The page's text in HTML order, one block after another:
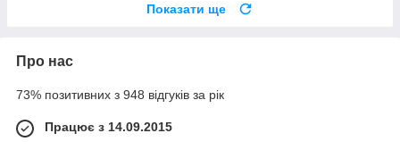
Показати ще
Про нас
73% позитивних з 948 відгуків за рік
Працює з 14.09.2015